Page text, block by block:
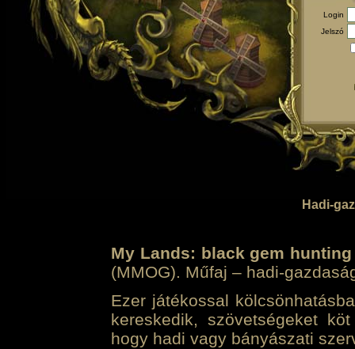
Login
Jelszó
Hadi-
My Lands: black gem hunting
(MMOG). Műfaj – hadi-
Ezer játékossal
kereskedik, szövetségeket
hogy hadi vagy bányászati